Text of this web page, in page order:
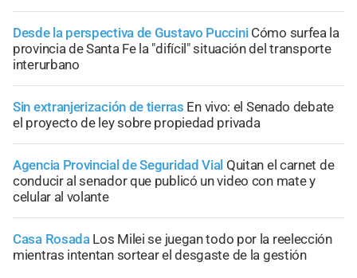
Desde la perspectiva de Gustavo Puccini Cómo surfea la
provincia de Santa Fe la "difícil" situación del transporte
interurbano
Sin extranjerización de tierras En vivo: el Senado debate
el proyecto de ley sobre propiedad privada
Agencia Provincial de Seguridad Vial Quitan el carnet de
conducir al senador que publicó un video con mate y
celular al volante
Casa Rosada Los Milei se juegan todo por la reelección
mientras intentan sortear el desgaste de la gestión